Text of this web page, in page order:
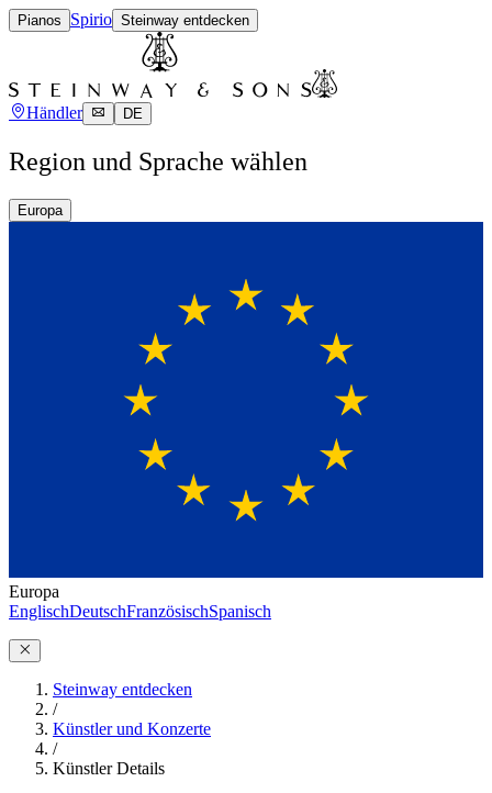
Pianos Spirio Steinway entdecken
Händler DE
Region und Sprache wählen
Europa
Europa
EnglischDeutschFranzösischSpanisch
Steinway entdecken
/
Künstler und Konzerte
/
Künstler Details